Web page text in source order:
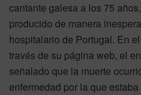
cantante galesa a los 75
producido de manera
hospitalario de Portugal. En
través de su página web, el
señalado que la muerte
enfermedad por la que